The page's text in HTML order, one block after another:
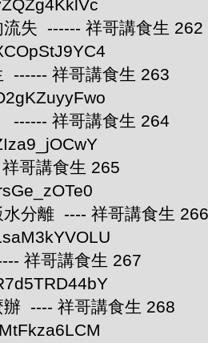
失 ------ 祥哥講食生 262
------ 祥哥講食生 263
------ 祥哥講食生 264
哥講食生 265
水分離 ---- 祥哥講食生 266
祥哥講食生 267
辦 ---- 祥哥講食生 268